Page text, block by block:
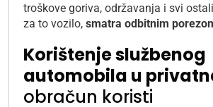
troškove goriva, održavanja i svi
za to vozilo, smatra odbitnim
Korištenje službenog
automobila u
obračun koristi